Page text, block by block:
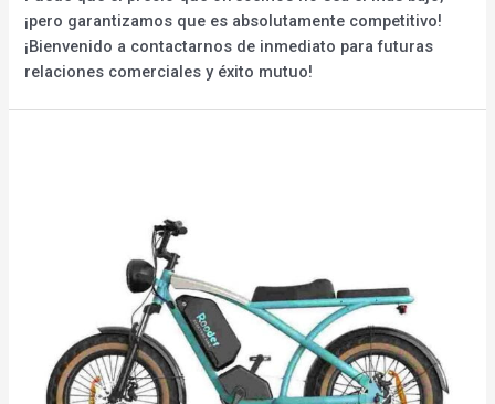
¡pero garantizamos que es absolutamente competitivo!
¡Bienvenido a contactarnos de inmediato para futuras
relaciones comerciales y éxito mutuo!